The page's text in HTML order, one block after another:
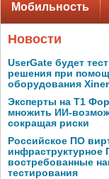
Мобильность
Новости
UserGate будет
решения при
оборудования
Эксперты на Т1
множить ИИ-
сокращая риски
Российское ПО
востребованные
тестирования